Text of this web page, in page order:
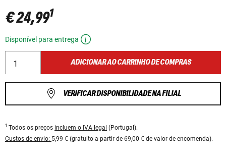
€ 24,991
Disponível para entrega
ADICIONAR AO CARRINHO DE COMPRAS
VERIFICAR DISPONIBILIDADE NA FILIAL
1 Todos os preços incluem o IVA legal (Portugal).
Custos de envio: 5,99 € (gratuito a partir de 69,00 € de valor de encomenda).